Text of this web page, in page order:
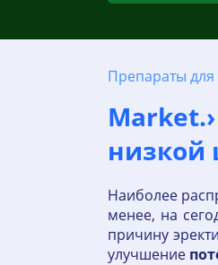
Препараты
низкой
Наиболее
менее, на
причину
улучшение